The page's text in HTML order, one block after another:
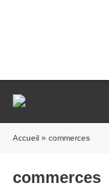
Accueil » commerces
commerces